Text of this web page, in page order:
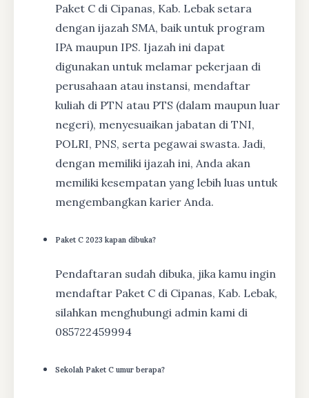
Paket C di Cipanas, Kab. Lebak setara
dengan ijazah SMA, baik untuk program
IPA maupun IPS. Ijazah ini dapat
digunakan untuk melamar pekerjaan di
perusahaan atau instansi, mendaftar
kuliah di PTN atau PTS (dalam maupun luar
negeri), menyesuaikan jabatan di TNI,
POLRI, PNS, serta pegawai swasta. Jadi,
dengan memiliki ijazah ini, Anda akan
memiliki kesempatan yang lebih luas untuk
mengembangkan karier Anda.
Paket C 2023 kapan dibuka?
Pendaftaran sudah dibuka, jika kamu ingin
mendaftar Paket C di Cipanas, Kab. Lebak,
silahkan menghubungi admin kami di
085722459994
Sekolah Paket C umur berapa?